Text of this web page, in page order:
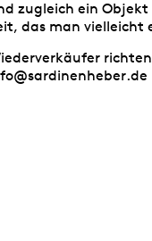
zugleich ein Objekt
das man vielleicht